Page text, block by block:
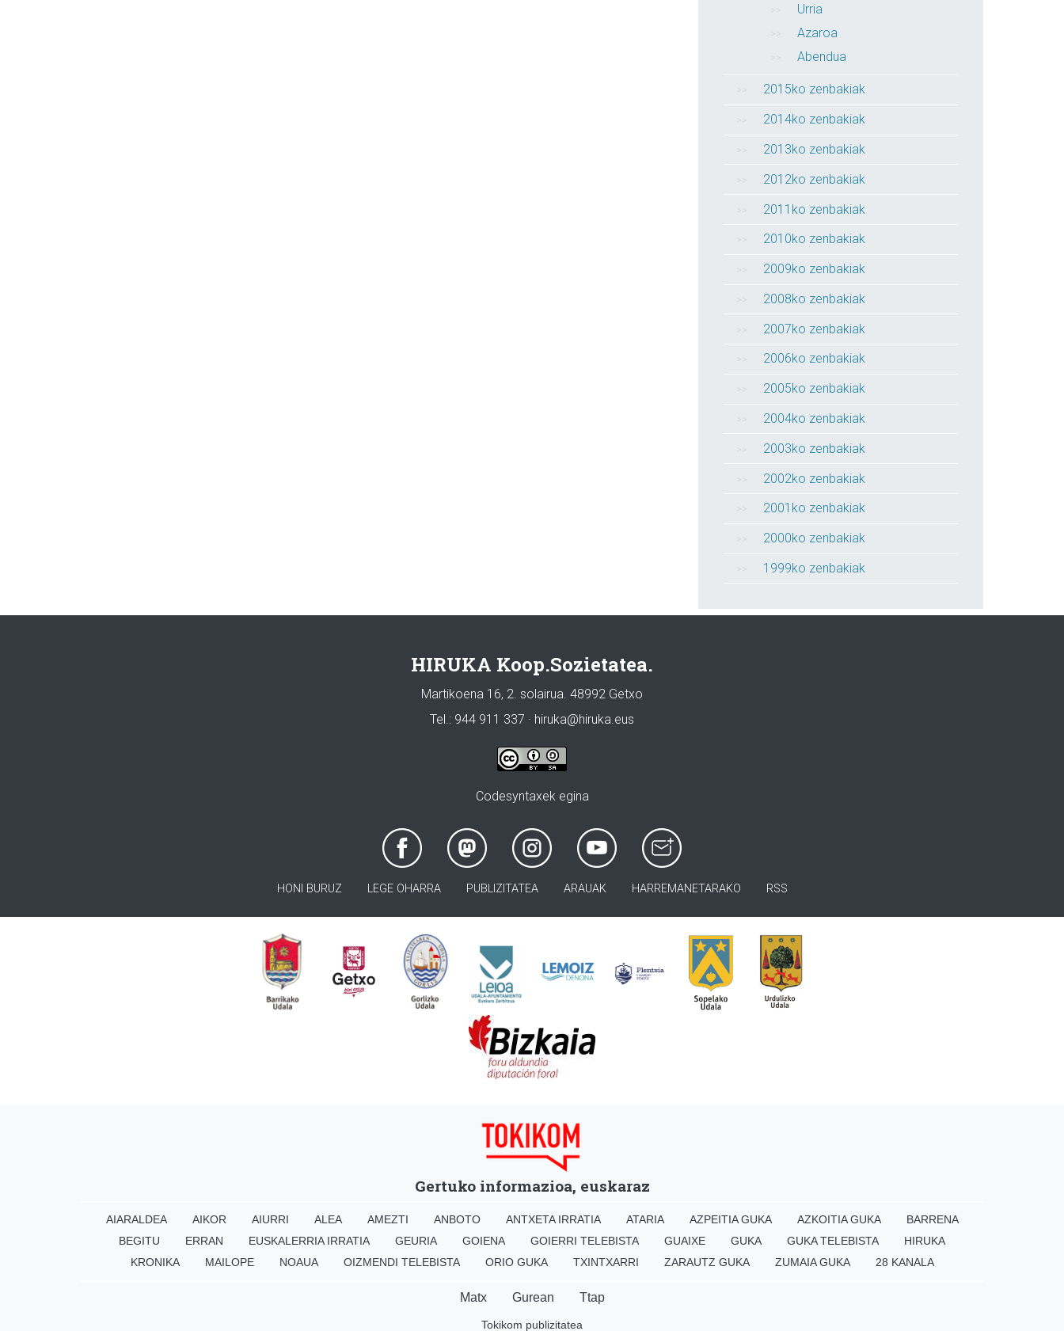
Urria
Azaroa
Abendua
2015ko zenbakiak
2014ko zenbakiak
2013ko zenbakiak
2012ko zenbakiak
2011ko zenbakiak
2010ko zenbakiak
2009ko zenbakiak
2008ko zenbakiak
2007ko zenbakiak
2006ko zenbakiak
2005ko zenbakiak
2004ko zenbakiak
2003ko zenbakiak
2002ko zenbakiak
2001ko zenbakiak
2000ko zenbakiak
1999ko zenbakiak
HIRUKA Koop.Sozietatea.
Martikoena 16, 2. solairua. 48992 Getxo
Tel.: 944 911 337 · hiruka@hiruka.eus
Codesyntaxek egina
HONI BURUZ LEGE OHARRA PUBLIZITATEA ARAUAK HARREMANETARAKO RSS
Gertuko informazioa, euskaraz
AIARALDEA AIKOR AIURRI ALEA AMEZTI ANBOTO ANTXETA IRRATIA ATARIA AZPEITIA GUKA AZKOITIA GUKA
BARRENA
BEGITU
ERRAN EUSKALERRIA IRRATIA GEURIA GOIENA GOIERRI TELEBISTA GUAIXE GUKA GUKA TELEBISTA
HIRUKA
KRONIKA
MAILOPE NOAUA OIZMENDI TELEBISTA ORIO GUKA TXINTXARRI ZARAUTZ GUKA ZUMAIA GUKA 28 KANALA
Matx Gurean Ttap
Tokikom publizitatea